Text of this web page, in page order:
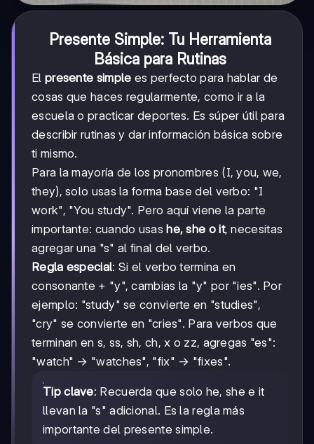
Presente Simple: Tu Herramienta
Básica para Rutinas
El presente simple es perfecto para hablar de
cosas que haces regularmente, como ir a la
escuela o practicar deportes. Es súper útil para
describir rutinas y dar información básica sobre
ti mismo.
Para la mayoría de los pronombres (I, you, we,
they), solo usas la forma base del verbo: "I
work", "You study". Pero aquí viene la parte
importante: cuando usas he, she o it, necesitas
agregar una "s" al final del verbo.
Regla especial: Si el verbo termina en
consonante + "y", cambias la "y" por "ies". Por
ejemplo: "study" se convierte en "studies",
"cry" se convierte en "cries". Para verbos que
terminan en s, ss, sh, ch, x o zz, agregas "es":
"watch" → "watches", "fix" → "fixes".
Tip clave: Recuerda que solo he, she e it
llevan la "s" adicional. Es la regla más
importante del presente simple.